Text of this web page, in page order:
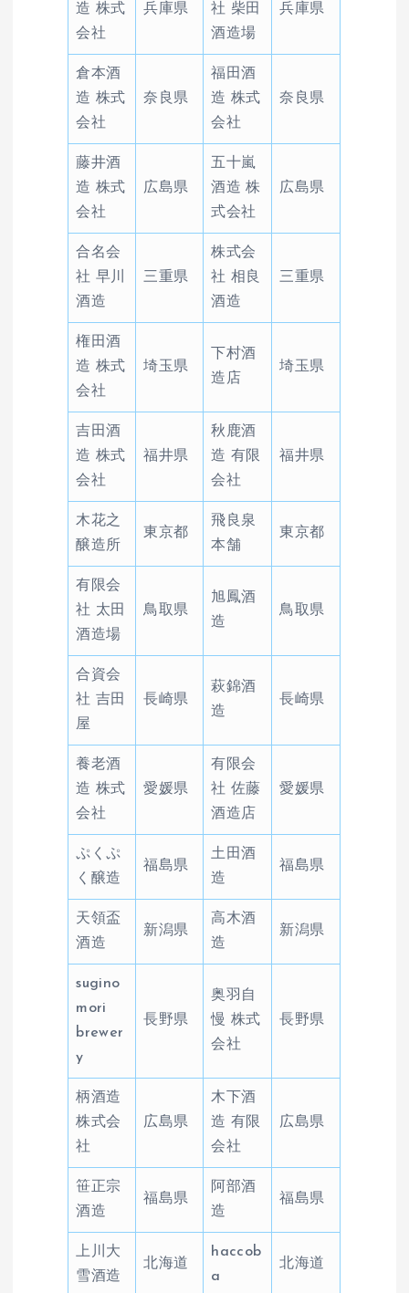
造 株式
会社
兵庫県
社 柴田
酒造場
兵庫県
倉本酒
造 株式
会社
奈良県
福田酒
造 株式
会社
奈良県
藤井酒
造 株式
会社
広島県
五十嵐
酒造 株
式会社
広島県
合名会
社 早川
酒造
三重県
株式会
社 相良
酒造
三重県
権田酒
造 株式
会社
埼玉県
下村酒
造店
埼玉県
吉田酒
造 株式
会社
福井県
秋鹿酒
造 有限
会社
福井県
木花之
醸造所
東京都
飛良泉
本舗
東京都
有限会
社 太田
酒造場
鳥取県
旭鳳酒
造
鳥取県
合資会
社 吉田
屋
長崎県
萩錦酒
造
長崎県
養老酒
造 株式
会社
愛媛県
有限会
社 佐藤
酒造店
愛媛県
ぷくぷ
く醸造
福島県
土田酒
造
福島県
天領盃
酒造
新潟県
高木酒
造
新潟県
sugino
mori
brewer
y
長野県
奥羽自
慢 株式
会社
長野県
柄酒造
株式会
社
広島県
木下酒
造 有限
会社
広島県
笹正宗
酒造
福島県
阿部酒
造
福島県
上川大
雪酒造
北海道
haccob
a
北海道